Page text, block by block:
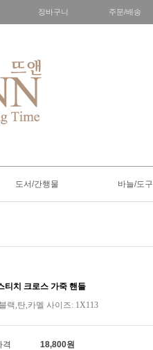
장바구니 주문/배송
도서/간행물 바늘/도구
티치 크로스 가죽 핸들
랙,탄,카멜 사이즈: 1X113
격 18,800원